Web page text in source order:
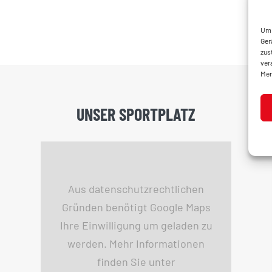
UNSER SPORTPLATZ
Aus datenschutzrechtlichen
Gründen benötigt Google Maps
Ihre Einwilligung um geladen zu
werden. Mehr Informationen
finden Sie unter